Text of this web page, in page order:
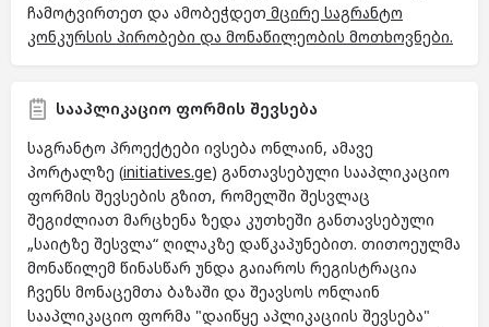
ჩამოტვირთეთ და ამობეჭდეთ მცირე საგრანტო
კონკურსის პირობები და მონაწილეობის მოთხოვნები.
სააპლიკაციო ფორმის შევსება
საგრანტო პროექტები ივსება ონლაინ, ამავე
პორტალზე (initiatives.ge) განთავსებული სააპლიკაციო
ფორმის შევსების გზით, რომელში შესვლაც
შეგიძლიათ მარცხენა ზედა კუთხეში განთავსებული
„საიტზე შესვლა“ ღილაკზე დაწკაპუნებით. თითოეულმა
მონაწილემ წინასწარ უნდა გაიაროს რეგისტრაცია
ჩვენს მონაცემთა ბაზაში და შეავსოს ონლაინ
სააპლიკაციო ფორმა "დაიწყე აპლიკაციის შევსება"